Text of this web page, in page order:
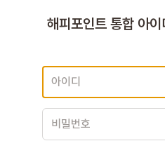
해피포인트 통합 아이